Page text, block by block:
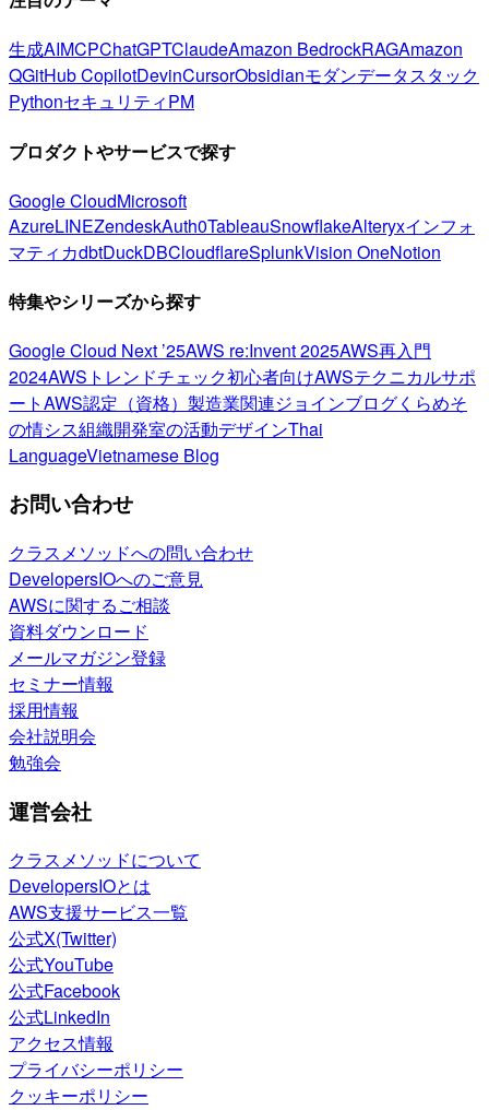
生成AIMCPChatGPTClaudeAmazon BedrockRAGAmazon
QGitHub CopilotDevinCursorObsidianモダンデータスタック
PythonセキュリティPM
プロダクトやサービスで探す
Google CloudMicrosoft
AzureLINEZendeskAuth0TableauSnowflakeAlteryxインフォ
マティカdbtDuckDBCloudflareSplunkVision OneNotion
特集やシリーズから探す
Google Cloud Next ’25AWS re:Invent 2025AWS再入門
2024AWSトレンドチェック初心者向けAWSテクニカルサポ
ートAWS認定（資格） 製造業関連ジョインブログくらめそ
の情シス組織開発室の活動デザインThai
LanguageVietnamese Blog
お問い合わせ
クラスメソッドへの問い合わせ
DevelopersIOへのご意見
AWSに関するご相談
資料ダウンロード
メールマガジン登録
セミナー情報
採用情報
会社説明会
勉強会
運営会社
クラスメソッドについて
DevelopersIOとは
AWS支援サービス一覧
公式X(Twitter)
公式YouTube
公式Facebook
公式LinkedIn
アクセス情報
プライバシーポリシー
クッキーポリシー